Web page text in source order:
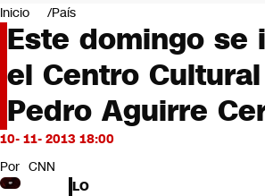
Negocios
Deportes
Programas completos
Cultura
Servicios
Bits
CNN tiempo
Futuro 360
Opinión
Inicio País
Este domingo se
el Centro
Pedro Aguirre
10- 11- 2013 18:00
Por CNN
LO